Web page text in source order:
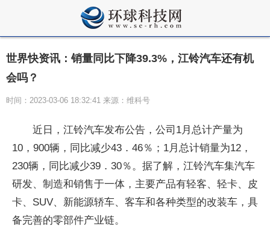
世界快资讯：销量同比下降39.3%，江铃汽车还有机
会吗？
时间：2023-03-06 18:32:41 来源：维科号
近日，江铃汽车发布公告，公司1月总计产量为
10，900辆，同比减少43．46％；1月总计销量为12，
230辆，同比减少39．30％。据了解，江铃汽车集汽车
研发、制造和销售于一体，主要产品有轻客、轻卡、皮
卡、SUV、新能源轿车、客车和各种类型的改装车，具
备完善的零部件产业链。